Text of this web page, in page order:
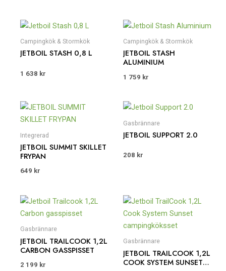
Campingkök & Stormkök
JETBOIL STASH 0,8 L
1 638 kr
Campingkök & Stormkök
JETBOIL STASH
ALUMINIUM
1 759 kr
Integrerad
JETBOIL SUMMIT SKILLET
FRYPAN
649 kr
Gasbrännare
JETBOIL SUPPORT 2.0
208 kr
Gasbrännare
JETBOIL TRAILCOOK 1,2L
CARBON GASSPISSET
2 199 kr
Gasbrännare
JETBOIL TRAILCOOK 1,2L
COOK SYSTEM SUNSET